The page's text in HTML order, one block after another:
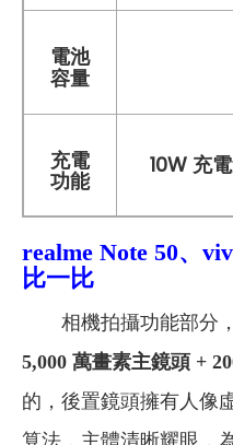
電池
容量
充電
功能
10W 充
realme Note 50、
比一比
相機拍攝功能部分，
5,000 萬畫素主鏡頭 +
的，後置鏡頭擁有人像
算法，主體清晰耀眼，